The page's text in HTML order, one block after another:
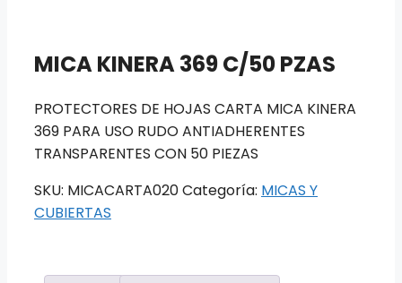
MICA KINERA 369 C/50 PZAS
PROTECTORES DE HOJAS CARTA MICA KINERA
369 PARA USO RUDO ANTIADHERENTES
TRANSPARENTES CON 50 PIEZAS
SKU: MICACARTA020Categoría: MICAS Y
CUBIERTAS